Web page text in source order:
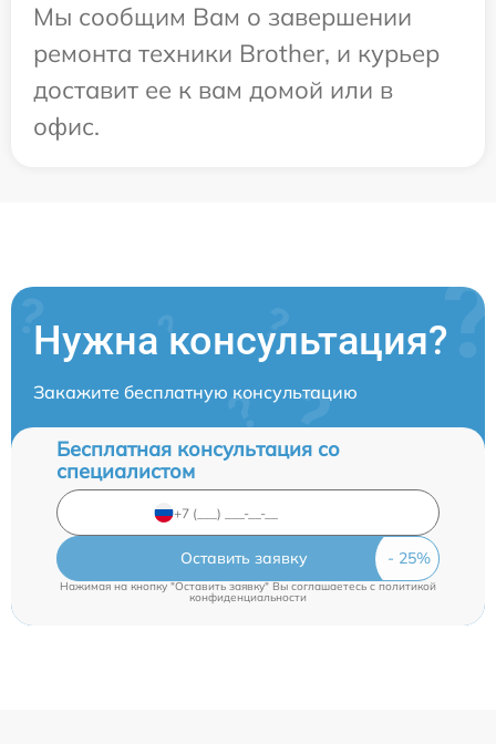
Мы сообщим Вам о завершении
ремонта техники Brother, и курьер
доставит ее к вам домой или в
офис.
Нужна консультация?
Закажите бесплатную консультацию
Бесплатная консультация со
специалистом
Оставить заявку
Нажимая на кнопку "Оставить заявку" Вы соглашаетесь c политикой
конфиденциальности